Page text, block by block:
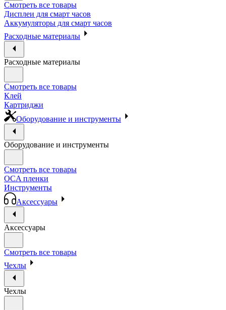
Смотреть все товары
Дисплеи для смарт часов
Аккумуляторы для смарт часов
Расходные материалы
Расходные материалы
Смотреть все товары
Клей
Картриджи
Оборудование и инструменты
Оборудование и инструменты
Смотреть все товары
OCA пленки
Инструменты
Аксессуары
Аксессуары
Смотреть все товары
Чехлы
Чехлы